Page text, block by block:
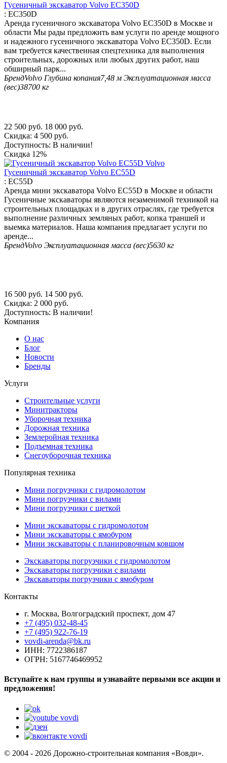
Гусеничный экскаватор Volvo EC350D
: EC350D
Аренда гусеничного экскаватора Volvo EC350D в Москве и
области Мы рады предложить вам услуги по аренде мощного
и надежного гусеничного экскаватора Volvo EC350D. Если
вам требуется качественная спецтехника для выполнения
строительных, дорожных или любых других работ, наш
обширный парк...
БрендVolvo Глубина копания7,48 м Эксплуатационная масса
(вес)38700 кг
22 500 руб. 18 000 руб.
Скидка: 4 500 руб.
Доступность: В наличии!
Скидка 12%
Гусеничный экскаватор Volvo EC55D
: EC55D
Аренда мини экскаватора Volvo EC55D в Москве и области
Гусеничные экскаваторы являются незаменимой техникой на
строительных площадках и в других отраслях, где требуется
выполнение различных земляных работ, копка траншей и
выемка материалов. Наша компания предлагает услуги по
аренде...
БрендVolvo Эксплуатационная масса (вес)5630 кг
16 500 руб. 14 500 руб.
Скидка: 2 000 руб.
Доступность: В наличии!
Компания
О нас
Блог
Новости
Бренды
Услуги
Строительные услуги
Минитракторы
Уборочная техника
Дорожная техника
Землеройная техника
Подъемная техника
Снегоуборочная техника
Популярная техника
Мини погрузчики с гидромолотом
Мини погрузчики с вилами
Мини погрузчики с щеткой
Мини экскаваторы с гидромолотом
Мини экскаваторы с ямобуром
Мини экскаваторы с планировочным ковшом
Экскаваторы погрузчики с гидромолотом
Экскаваторы погрузчики с вилами
Экскаваторы погрузчики с ямобуром
Контакты
г. Москва, Волгоградский проспект, дом 47
+7 (495) 032-48-45
+7 (495) 922-76-19
vovdi-arenda@bk.ru
ИНН: 7722386187
ОГРН: 5167746469952
Вступайте к нам группы и узнавайте первыми все акции и
предложения!
© 2004 - 2026 Дорожно-строительная компания «Вовди».